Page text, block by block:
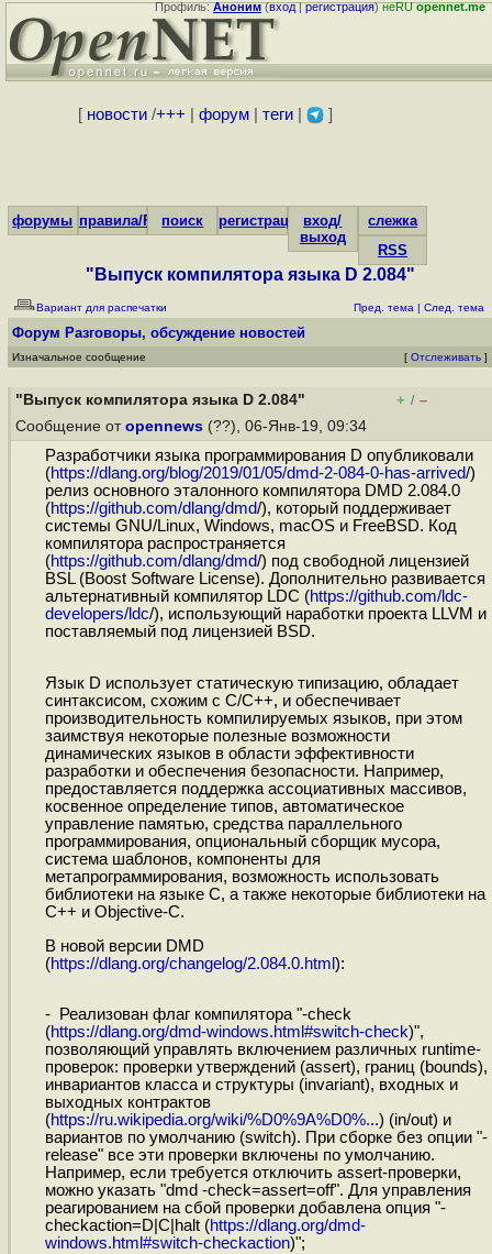
Профиль:Аноним(вход|регистрация)неRUopennet.me
[ новости/+++ форум| теги| ]
форумы правила/FAQпоиск регистрациявход/
выход
слежка
RSS
"Выпуск компилятора языка D 2.084"
Вариант для распечатки Пред. тема | След. тема
Форум Разговоры, обсуждение новостей
Изначальное сообщение [ Отслеживать ]
"Выпуск компилятора языка D 2.084" + / –
Сообщение от opennews (??), 06-Янв-19, 09:34
Разработчики языка программирования D опубликовали
(https://dlang.org/blog/2019/01/05/dmd-2-084-0-has-arrived/)
релиз основного эталонного компилятора DMD 2.084.0
(https://github.com/dlang/dmd/), который поддерживает
системы GNU/Linux, Windows, macOS и FreeBSD. Код
компилятора распространяется
(https://github.com/dlang/dmd/) под свободной лицензией
BSL (Boost Software License). Дополнительно развивается
альтернативный компилятор LDC (https://github.com/ldc-
developers/ldc/), использующий наработки проекта LLVM и
поставляемый под лицензией BSD.
Язык D использует статическую типизацию, обладает
синтаксисом, схожим с C/C++, и обеспечивает
производительность компилируемых языков, при этом
заимствуя некоторые полезные возможности
динамических языков в области эффективности
разработки и обеспечения безопасности. Например,
предоставляется поддержка ассоциативных массивов,
косвенное определение типов, автоматическое
управление памятью, средства параллельного
программирования, опциональный сборщик мусора,
система шаблонов, компоненты для
метапрограммирования, возможность использовать
библиотеки на языке C, а также некоторые библиотеки на
C++ и Objective-C.
В новой версии DMD
(https://dlang.org/changelog/2.084.0.html ):
- Реализован флаг компилятора "-check
(https://dlang.org/dmd-windows.html#switch-check)",
позволяющий управлять включением различных runtime-
проверок: проверки утверждений (assert), границ (bounds),
инвариантов класса и структуры (invariant), входных и
выходных контрактов
(https://ru.wikipedia.org/wiki/%D0%9A%D0%...) (in/out) и
вариантов по умолчанию (switch). При сборке без опции "-
release" все эти проверки включены по умолчанию.
Например, если требуется отключить assert-проверки,
можно указать "dmd -check=assert=off". Для управления
реагированием на сбой проверки добавлена опция "-
checkaction=D|C|halt (https://dlang.org/dmd-
windows.html#switch-checkaction)";